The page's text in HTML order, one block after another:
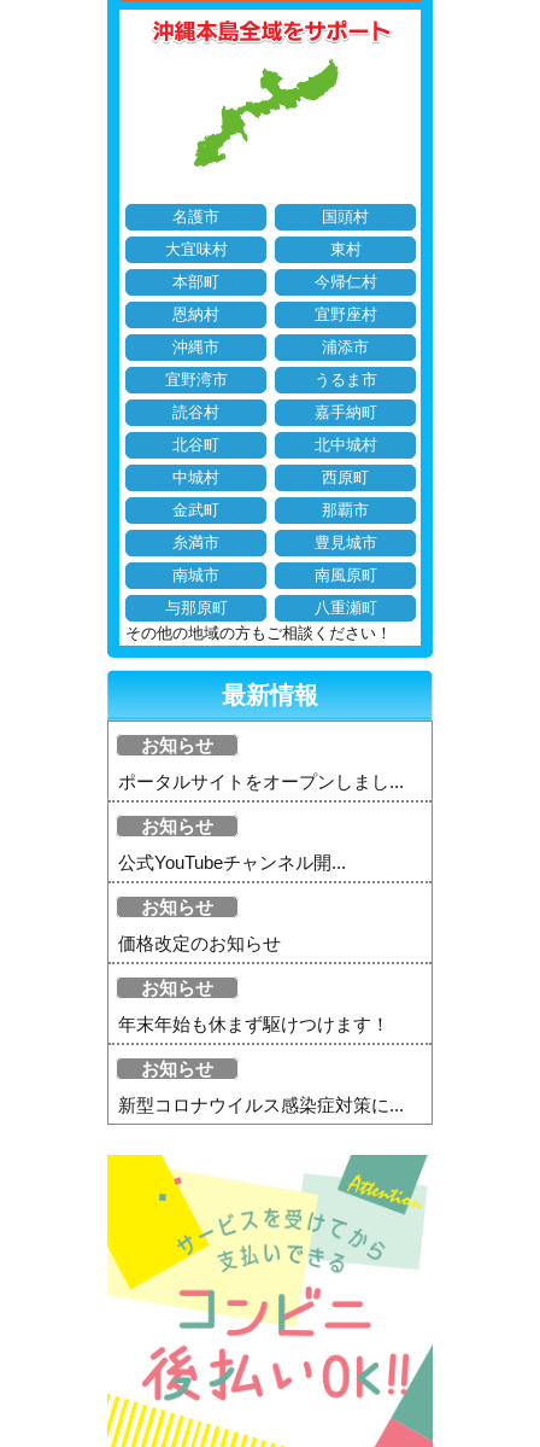
名護市
国頭村
大宜味村
東村
本部町
今帰仁村
恩納村
宜野座村
沖縄市
浦添市
宜野湾市
うるま市
読谷村
嘉手納町
北谷町
北中城村
中城村
西原町
金武町
那覇市
糸満市
豊見城市
南城市
南風原町
与那原町
八重瀬町
その他の地域の方もご相談ください！
最新情報
お知らせ
ポータルサイトをオープンしまし...
お知らせ
公式YouTubeチャンネル開...
お知らせ
価格改定のお知らせ
お知らせ
年末年始も休まず駆けつけます！
お知らせ
新型コロナウイルス感染症対策に...